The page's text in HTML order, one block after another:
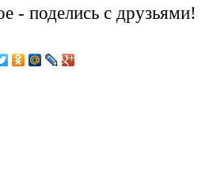
- поделись с друзьями!